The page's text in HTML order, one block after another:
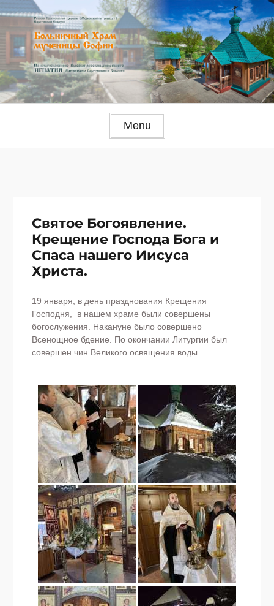
to
content
Menu
Святое Богоявление.
Крещение Господа Бога и
Спаса нашего Иисуса
Христа.
19 января, в день празднования Крещения
Господня, в нашем храме были совершены
богослужения. Накануне было совершено
Всенощное бдение. По окончании Литургии был
совершен чин Великого освящения воды.